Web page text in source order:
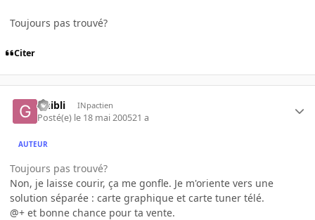
Toujours pas trouvé?
Citer
Ghibli INpactien
Posté(e) le 18 mai 200521 a
AUTEUR
Toujours pas trouvé?
Non, je laisse courir, ça me gonfle. Je m'oriente vers une
solution séparée : carte graphique et carte tuner télé.
@+ et bonne chance pour ta vente.